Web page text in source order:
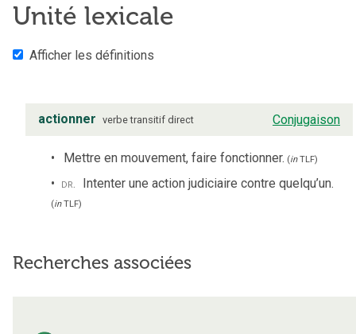
Unité lexicale
Afficher les définitions
actionner verbe transitif direct Conjugaison
Mettre en mouvement, faire fonctionner. (inTLF)
dr. Intenter une action judiciaire contre quelqu’un.
(inTLF)
Recherches associées